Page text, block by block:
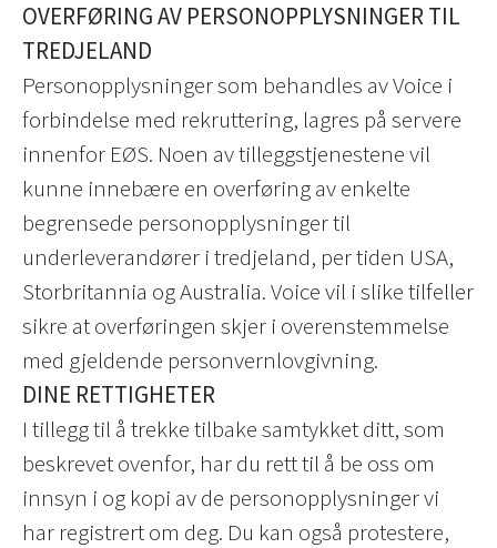
OVERFØRING AV PERSONOPPLYSNINGER TIL
TREDJELAND
Personopplysninger som behandles av Voice i
forbindelse med rekruttering, lagres på servere
innenfor EØS. Noen av tilleggstjenestene vil
kunne innebære en overføring av enkelte
begrensede personopplysninger til
underleverandører i tredjeland, per tiden USA,
Storbritannia og Australia. Voice vil i slike tilfeller
sikre at overføringen skjer i overenstemmelse
med gjeldende personvernlovgivning.
DINE RETTIGHETER
I tillegg til å trekke tilbake samtykket ditt, som
beskrevet ovenfor, har du rett til å be oss om
innsyn i og kopi av de personopplysninger vi
har registrert om deg. Du kan også protestere,